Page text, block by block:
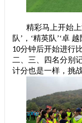
精彩马上开始
队’，‘精英队’‘卓
10分钟后开始进行
二、三、四名分别
计分也是一样，挑